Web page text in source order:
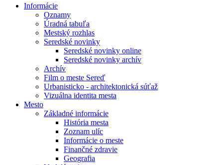
Informácie
Oznamy
Úradná tabuľa
Mestský rozhlas
Seredské novinky
Seredské novinky online
Seredské novinky archív
Archív
Film o meste Sereď
Urbanisticko - architektonická súťaž
Vizuálna identita mesta
Mesto
Základné informácie
História mesta
Zoznam ulíc
Informácie o meste
Finančné zdravie
Geografia